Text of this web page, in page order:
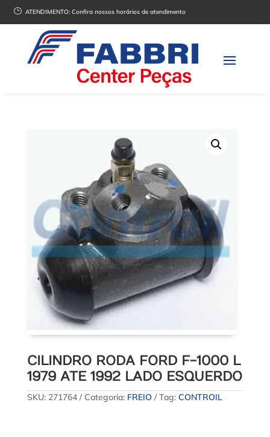
} ATENDIMENTO:Confira nossos horários de atendimento
CILINDRO RODA FORD F-1000 L
1979 ATE 1992 LADO ESQUERDO
SKU: 271764 Categoria: FREIO Tag: CONTROIL